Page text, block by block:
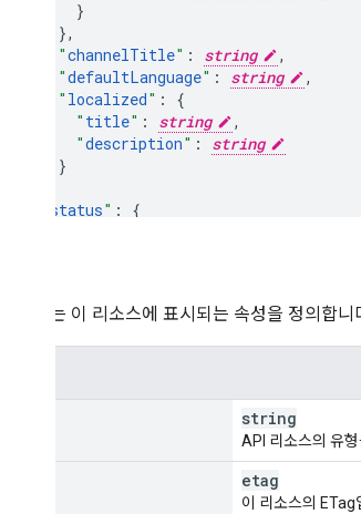
},
"channelTitle" : string
,
"defaultLanguage" : string
,
" localized" :
" title" : string
,
"description" :
string
status" :
" itemCount" : unsigned integer
,
string
다음 표는 이 리소스에 표시되는 속성을 정의합니
string
API 리소스의 유
etag
이 리소스의 ETag